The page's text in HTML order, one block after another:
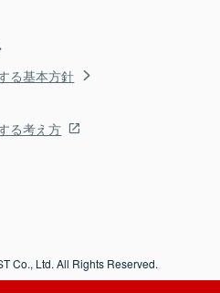
る基本方針
る考え方
Co., Ltd. All Rights Reserved.